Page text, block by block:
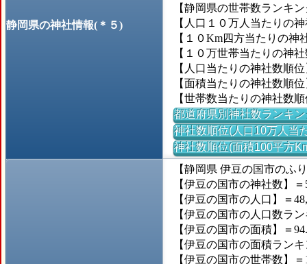
静岡県の神社情報(＊５)
【静岡県の世帯数ランキ
【人口１０万人当たりの
【１０Km四方当たりの神
【１０万世帯当たりの神
【人口当たりの神社数順
【面積当たりの神社数順
【世帯数当たりの神社数
都道府県別神社数ランキ
神社数順位(人口10万人当
神社数順位(面積100平方
【静岡県 伊豆の国市のふ
【伊豆の国市の神社数】＝
【伊豆の国市の人口】＝
【伊豆の国市の人口数ラ
【伊豆の国市の面積】＝
【伊豆の国市の面積ラン
【伊豆の国市の世帯数】